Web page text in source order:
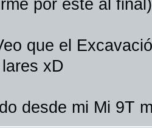
por este al
que el
xD
desde mi Mi 9T